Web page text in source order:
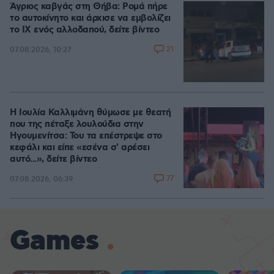
Άγριος καβγάς στη Θήβα: Ρομά πήρε
το αυτοκίνητο και άρχισε να εμβολίζει
το ΙΧ ενός αλλοδαπού, δείτε βίντεο
07.08.2026, 10:27 21
Η Ιουλία Καλλιμάνη θύμωσε με θεατή
που της πέταξε λουλούδια στην
Ηγουμενίτσα: Του τα επέστρεψε στο
κεφάλι και είπε «εσένα σ' αρέσει
αυτό...», δείτε βίντεο
07.08.2026, 06:39 77
Games